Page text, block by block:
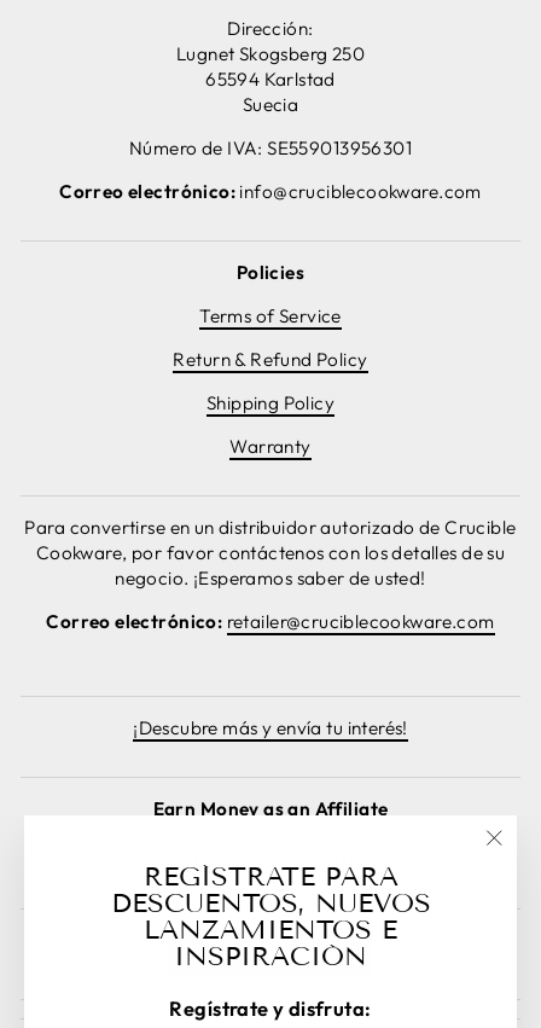
Dirección:
Lugnet Skogsberg 250
65594 Karlstad
Suecia
Número de IVA: SE559013956301
Correo electrónico: info@cruciblecookware.com
Policies
Terms of Service
Return & Refund Policy
Shipping Policy
Warranty
Para convertirse en un distribuidor autorizado de Crucible
Cookware, por favor contáctenos con los detalles de su
negocio. ¡Esperamos saber de usted!
Correo electrónico: retailer@cruciblecookware.com
¡Descubre más y envía tu interés!
Earn Money as an Affiliate
Cancelar pedido
REGÍSTRATE PARA
DESCUENTOS, NUEVOS
LANZAMIENTOS E
INSPIRACIÓN
Regístrate y disfruta: